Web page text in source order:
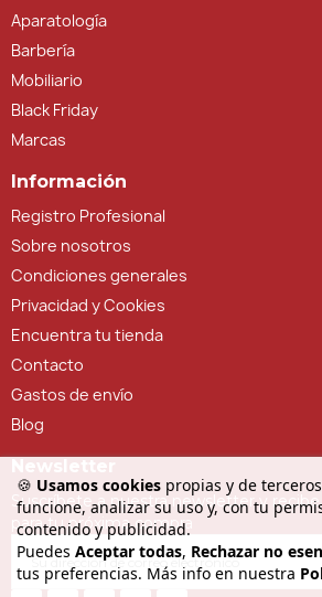
🍪 Usamos cookies propias y de
funcione, analizar su uso y, con tu
contenido y publicidad.
Puedes Aceptar todas, Rechazar no
tus preferencias. Más info en nuestra
Aparatología
Barbería
Mobiliario
Black Friday
Marcas
Información
Registro Profesional
Sobre nosotros
Condiciones generales
Privacidad y Cookies
Encuentra tu tienda
Contacto
Gastos de envío
Blog
Suscríbete a nuestra newsletter y recibe
para tu próxima compra